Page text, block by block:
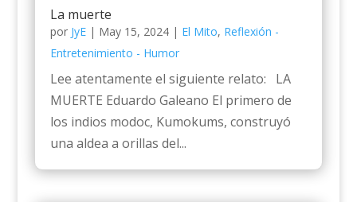
La muerte
por JyE| May 15, 2024| El Mito, Reflexión -
Entretenimiento - Humor
Lee atentamente el siguiente relato: LA
MUERTE Eduardo Galeano El primero de
los indios modoc, Kumokums, construyó
una aldea a orillas del...